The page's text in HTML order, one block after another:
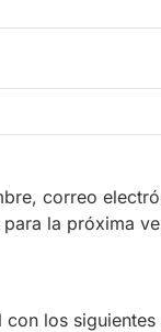
correo
la próxima
con los